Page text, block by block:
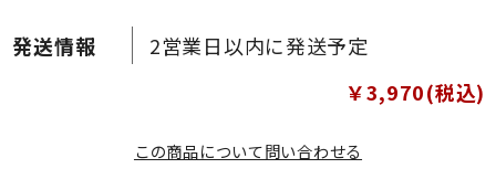
￥3,970(税込)
2営業日以内に発送予定
この商品について問い合わせる